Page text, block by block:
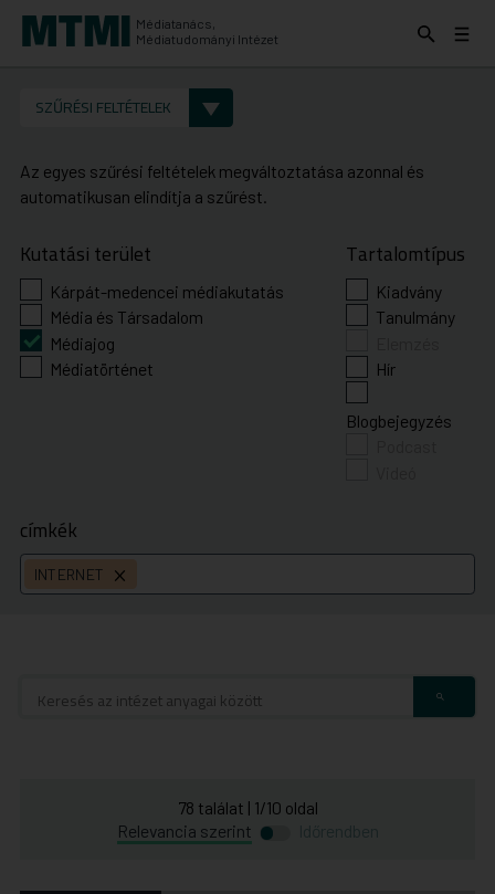
Médiatanács,
Médiatudományi Intézet
KERESÉS AZ INTÉZET ANYAGAI KÖZÖTT
Keresés
indítása
Keresés
Menü
SZŰRÉSI FELTÉTELEK
Az egyes szűrési feltételek megváltoztatása azonnal és
automatikusan elindítja a szűrést.
Kutatási terület
Kárpát-medencei médiakutatás
Média és Társadalom
Médiajog
Médiatörténet
Tartalomtípus
Kiadvány
Tanulmány
Hír
Blogbejegyzés
címkék
INTERNET
címke
törlése
78 találat | 1/10 oldal
Relevancia szerintÁtváltás
időrend